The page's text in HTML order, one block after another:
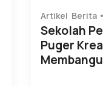
Artikel Berita
Sekolah
Puger